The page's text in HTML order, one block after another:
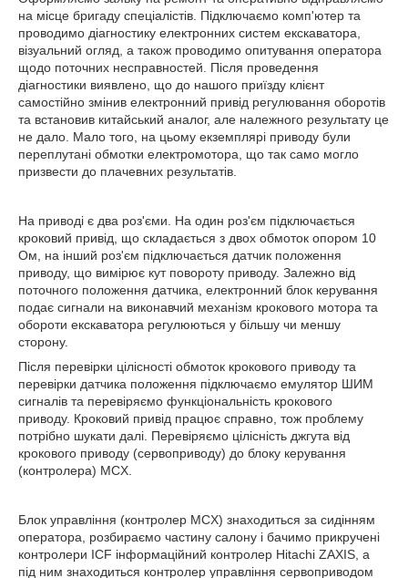
на місце бригаду спеціалістів. Підключаємо комп'ютер та
проводимо діагностику електронних систем екскаватора,
візуальний огляд, а також проводимо опитування оператора
щодо поточних несправностей. Після проведення
діагностики виявлено, що до нашого приїзду клієнт
самостійно змінив електронний привід регулювання оборотів
та встановив китайський аналог, але належного результату це
не дало. Мало того, на цьому екземплярі приводу були
переплутані обмотки електромотора, що так само могло
призвести до плачевних результатів.
На приводі є два роз'єми. На один роз'єм підключається
кроковий привід, що складається з двох обмоток опором 10
Ом, на інший роз'єм підключається датчик положення
приводу, що вимірює кут повороту приводу. Залежно від
поточного положення датчика, електронний блок керування
подає сигнали на виконавчий механізм крокового мотора та
обороти екскаватора регулюються у більшу чи меншу
сторону.
Після перевірки цілісності обмоток крокового приводу та
перевірки датчика положення підключаємо емулятор ШИМ
сигналів та перевіряємо функціональність крокового
приводу. Кроковий привід працює справно, тож проблему
потрібно шукати далі. Перевіряємо цілісність джгута від
крокового приводу (сервоприводу) до блоку керування
(контролера) MCX.
Блок управління (контролер MCX) знаходиться за сидінням
оператора, розбираємо частину салону і бачимо прикручені
контролери ICF інформаційний контролер Hitachi ZAXIS, а
під ним знаходиться контролер управління сервоприводом